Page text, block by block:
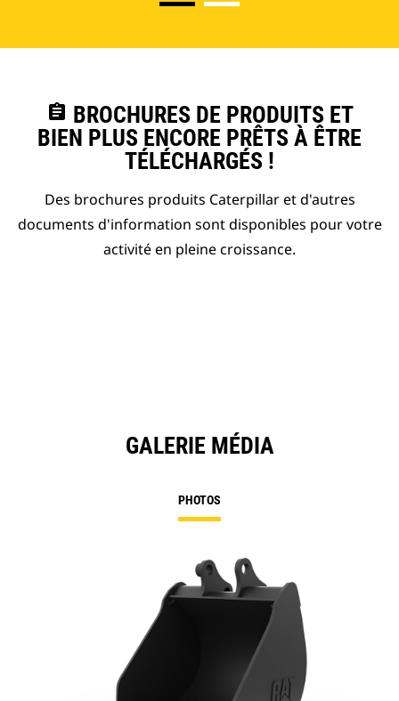
assignment BROCHURES DE PRODUITS ET
BIEN PLUS ENCORE PRÊTS À ÊTRE
TÉLÉCHARGÉS !
Des brochures produits Caterpillar et d'autres
documents d'information sont disponibles pour votre
activité en pleine croissance.
GALERIE MÉDIA
PHOTOS